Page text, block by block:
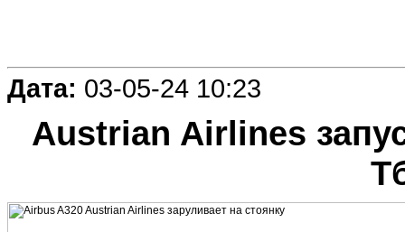
Дата: 03-05-24 10:23
Austrian Airlines